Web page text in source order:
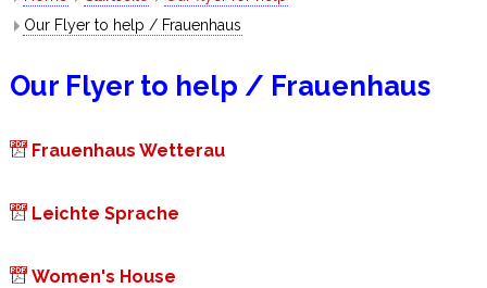
Our Flyer to help / Frauenhaus
Our Flyer to help / Frauenhaus
Frauenhaus Wetterau
Leichte Sprache
Women's House